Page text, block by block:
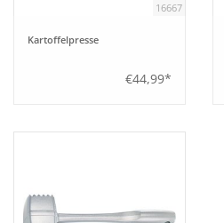
16667
Kartoffelpresse
€44,99*